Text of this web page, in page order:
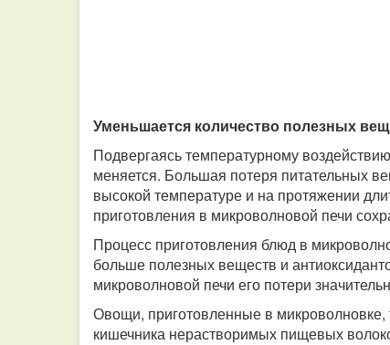
Уменьшается количество полезных
Подвергаясь температурному
меняется. Большая потеря питательных
высокой температуре и на протяжении
приготовления в микроволновой печи
Процесс приготовления блюд в
больше полезных веществ и
микроволновой печи его потери
Овощи, приготовленные в
кишечника нерастворимых пищевых